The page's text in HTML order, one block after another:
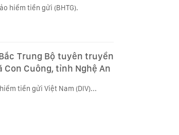
hiểm tiền gửi (BHTG).
Trung Bộ tuyên truyền
Cuông, tỉnh Nghệ An
tiền gửi Việt Nam (DIV)...